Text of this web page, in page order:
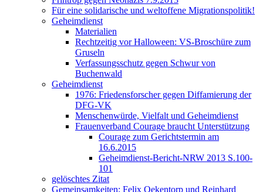
Für eine solidarische und weltoffene Migrationspolitik!
Geheimdienst
Materialien
Rechtzeitig vor Halloween: VS-Broschüre zum
Gruseln
Verfassungsschutz gegen Schwur von
Buchenwald
Geheimdienst
1976: Friedensforscher gegen Diffamierung der
DFG-VK
Menschenwürde, Vielfalt und Geheimdienst
Frauenverband Courage braucht Unterstützung
Courage zum Gerichtstermin am
16.6.2015
Geheimdienst-Bericht-NRW 2013 S.100-
101
gelöschtes Zitat
Gemeinsamkeiten: Felix Oekentorp und Reinhard